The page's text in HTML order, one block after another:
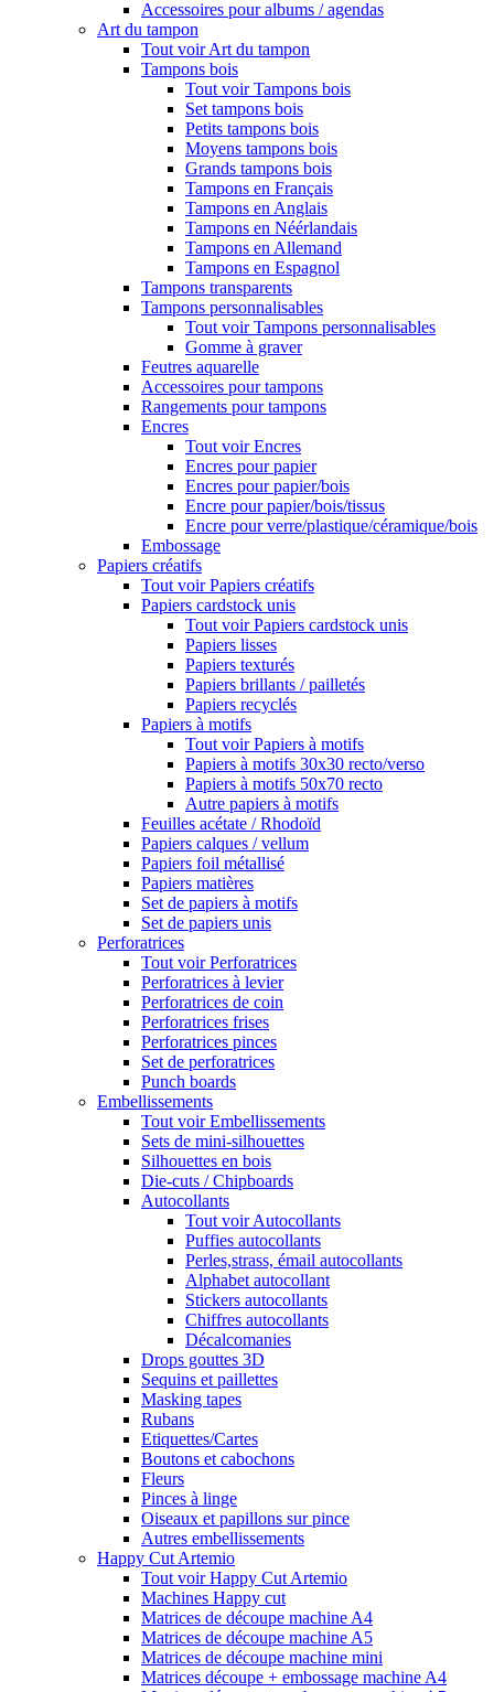
Accessoires pour albums / agendas
Art du tampon
Tout voir Art du tampon
Tampons bois
Tout voir Tampons bois
Set tampons bois
Petits tampons bois
Moyens tampons bois
Grands tampons bois
Tampons en Français
Tampons en Anglais
Tampons en Néérlandais
Tampons en Allemand
Tampons en Espagnol
Tampons transparents
Tampons personnalisables
Tout voir Tampons personnalisables
Gomme à graver
Feutres aquarelle
Accessoires pour tampons
Rangements pour tampons
Encres
Tout voir Encres
Encres pour papier
Encres pour papier/bois
Encre pour papier/bois/tissus
Encre pour verre/plastique/céramique/bois
Embossage
Papiers créatifs
Tout voir Papiers créatifs
Papiers cardstock unis
Tout voir Papiers cardstock unis
Papiers lisses
Papiers texturés
Papiers brillants / pailletés
Papiers recyclés
Papiers à motifs
Tout voir Papiers à motifs
Papiers à motifs 30x30 recto/verso
Papiers à motifs 50x70 recto
Autre papiers à motifs
Feuilles acétate / Rhodoïd
Papiers calques / vellum
Papiers foil métallisé
Papiers matières
Set de papiers à motifs
Set de papiers unis
Perforatrices
Tout voir Perforatrices
Perforatrices à levier
Perforatrices de coin
Perforatrices frises
Perforatrices pinces
Set de perforatrices
Punch boards
Embellissements
Tout voir Embellissements
Sets de mini-silhouettes
Silhouettes en bois
Die-cuts / Chipboards
Autocollants
Tout voir Autocollants
Puffies autocollants
Perles,strass, émail autocollants
Alphabet autocollant
Stickers autocollants
Chiffres autocollants
Décalcomanies
Drops gouttes 3D
Sequins et paillettes
Masking tapes
Rubans
Etiquettes/Cartes
Boutons et cabochons
Fleurs
Pinces à linge
Oiseaux et papillons sur pince
Autres embellissements
Happy Cut Artemio
Tout voir Happy Cut Artemio
Machines Happy cut
Matrices de découpe machine A4
Matrices de découpe machine A5
Matrices de découpe machine mini
Matrices découpe + embossage machine A4